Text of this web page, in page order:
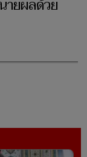
ยผลด้วย